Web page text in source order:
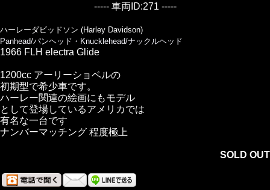
----- 車両ID:271 -----
ハーレーダビッドソン (Harley Davidson)
Panhead/パンヘッド・Knucklehead/ナックルヘッド
1966 FLH electra Glide
1200cc アーリーショベルの
初期型で希少車です。
ハーレー関連の絵画にもモデル
として登場しているアメリカでは
有名な一台です
ナンバーマッチング 程度極上
SOLD OUT